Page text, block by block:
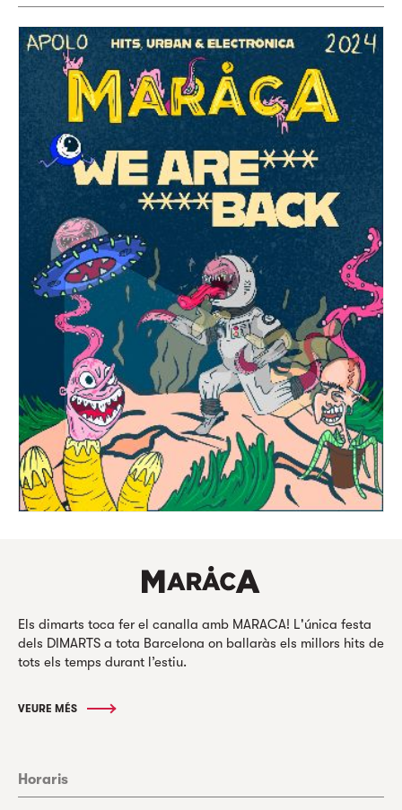
Els dimarts toca fer el canalla amb MARACA! L'única festa
dels DIMARTS a tota Barcelona on ballaràs els millors hits de
tots els temps durant l’estiu.
VEURE MÉS
Horaris